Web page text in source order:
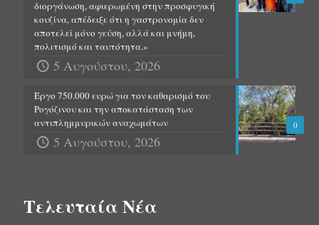
διοργάνωση, αφιερωμένη στην προσφυγική
κουζίνα, απέδειξε ότι η γαστρονομία δεν
αποτελεί μόνο γεύση, αλλά και μνήμη,
πολιτισμό και ταυτότητα.»
5 Αυγούστου, 2026
0
Έργο 750.000 ευρώ για τον καθαρισμό του
Ρογόζινου και την αποκατάσταση των
αντιπλημμυρικών αναχωμάτων
5 Αυγούστου, 2026
Τελευταία Νέα